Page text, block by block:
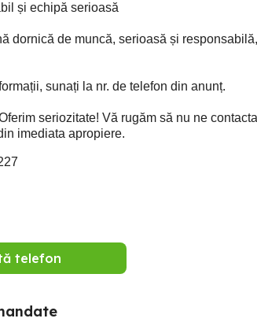
și echipă serioasă
dornică de muncă, serioasă și
sunați la nr. de telefon din anunț.
seriozitate! Vă rugăm să nu ne
imediata apropiere.
telefon